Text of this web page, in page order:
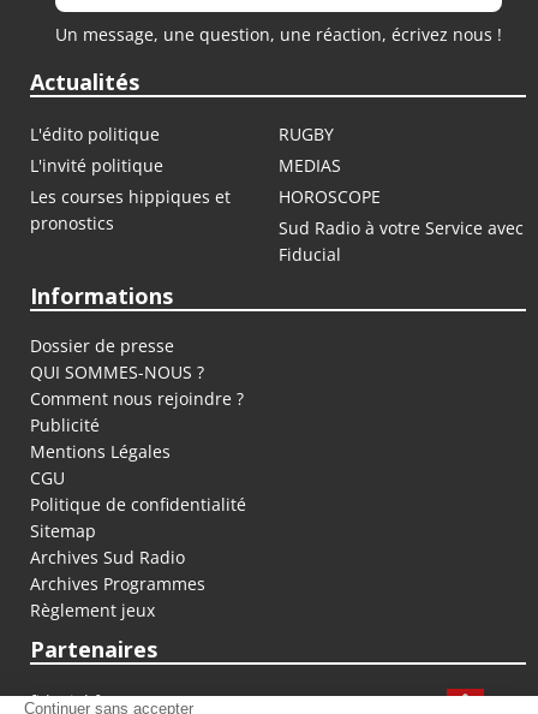
Un message, une question, une réaction, écrivez nous !
Actualités
L'édito politique
RUGBY
L'invité politique
MEDIAS
Les courses hippiques et
pronostics
HOROSCOPE
Sud Radio à votre Service avec
Fiducial
Informations
Dossier de presse
QUI SOMMES-NOUS ?
Comment nous rejoindre ?
Publicité
Mentions Légales
CGU
Politique de confidentialité
Sitemap
Archives Sud Radio
Archives Programmes
Règlement jeux
Partenaires
fiducial.fr